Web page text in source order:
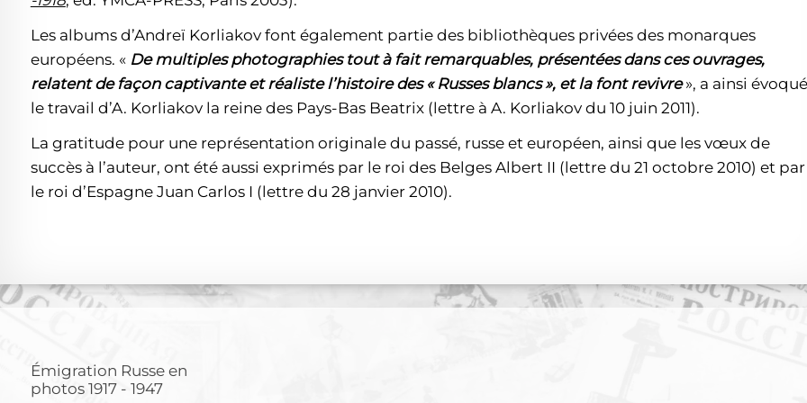
Les albums d’Andreï Korliakov font également partie des bibliothèques privées des monarques
européens. « De multiples photographies tout à fait remarquables, présentées dans ces ouvrages,
relatent de façon captivante et réaliste l’histoire des « Russes blancs », et la font revivre», a ainsi évoqué
le travail d’A. Korliakov la reine des Pays-Bas Beatrix (lettre à A. Korliakov du 10 juin 2011).
La gratitude pour une représentation originale du passé, russe et européen, ainsi que les vœux de
succès à l’auteur, ont été aussi exprimés par le roi des Belges Albert II (lettre du 21 octobre 2010) et par
le roi d’Espagne Juan Carlos I (lettre du 28 janvier 2010).
Émigration Russe en
photos 1917 - 1947